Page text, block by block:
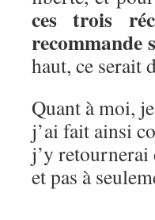
ces trois
recommande
haut, ce serait
Quant à moi,
j’ai fait ainsi
j’y retournerai
et pas à